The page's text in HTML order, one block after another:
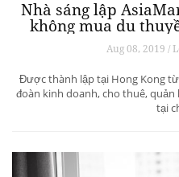
Nhà sáng lập
không mua du
Aug 08, 2019 /
Được thành lập tại Hong Kong
đoàn kinh doanh, cho thuê, quản
tại